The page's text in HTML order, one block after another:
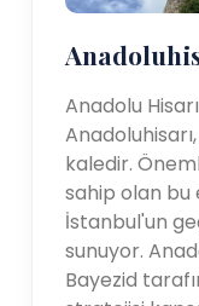
Anadolu
kaledir.
sahip olan bu
İstanbul'un
sunuyor.
Bayezid